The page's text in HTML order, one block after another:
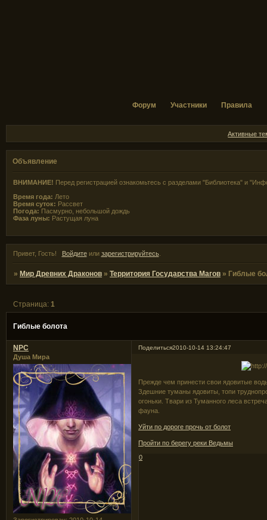
Форум Участники Правила
Активные
Объявление
ВНИМАНИЕ! Перед регистрацией ознакомьтесь с разделами "Библиотека" и
Время года: Лето
Время суток: Рассвет
Погода: Пасмурно, небольшой дождь
Фаза луны: Растущая луна
Привет, Гость! Войдитеили зарегистрируйтесь.
»Мир Древних Драконов »Территория Государства Магов » Гиблые
Гиблые болота
Страница:1
Поделиться2010-10-14 13:24:47
NPC
Душа Мира
Прежде чем принести свои ядовитые
Здешние туманы ядовиты, топи
огоньки. Твари из Туманного леса
фауна.
Уйти по дороге прочь от болот
Пройти по берегу реки Ведьмы
0